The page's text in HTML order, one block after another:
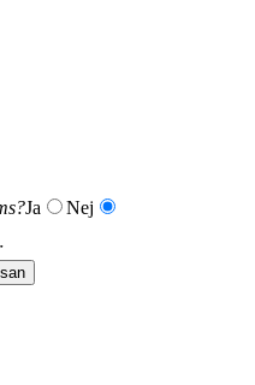
Ja
Nej